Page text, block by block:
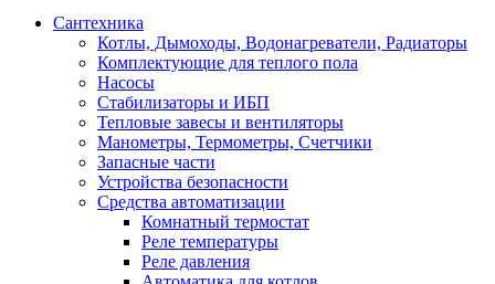
Сантехника
Котлы, Дымоходы, Водонагреватели, Радиаторы
Комплектующие для теплого пола
Насосы
Стабилизаторы и ИБП
Тепловые завесы и вентиляторы
Манометры, Термометры, Счетчики
Запасные части
Устройства безопасности
Средства автоматизации
Комнатный термостат
Реле температуры
Реле давления